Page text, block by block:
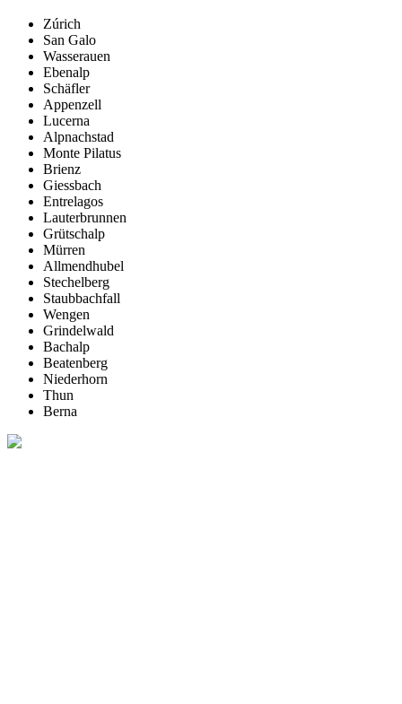
Zúrich
San Galo
Wasserauen
Ebenalp
Schäfler
Appenzell
Lucerna
Alpnachstad
Monte Pilatus
Brienz
Giessbach
Entrelagos
Lauterbrunnen
Grütschalp
Mürren
Allmendhubel
Stechelberg
Staubbachfall
Wengen
Grindelwald
Bachalp
Beatenberg
Niederhorn
Thun
Berna